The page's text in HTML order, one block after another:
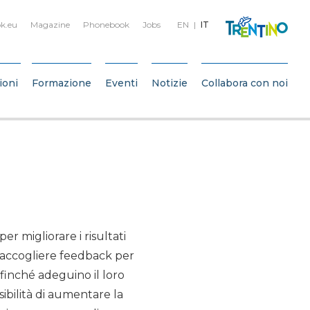
EN IT
Magazine Phonebook Jobs
Formazione Eventi Notizie Collabora con noi
migliorare i risultati
feedback per
adeguino il loro
di aumentare la